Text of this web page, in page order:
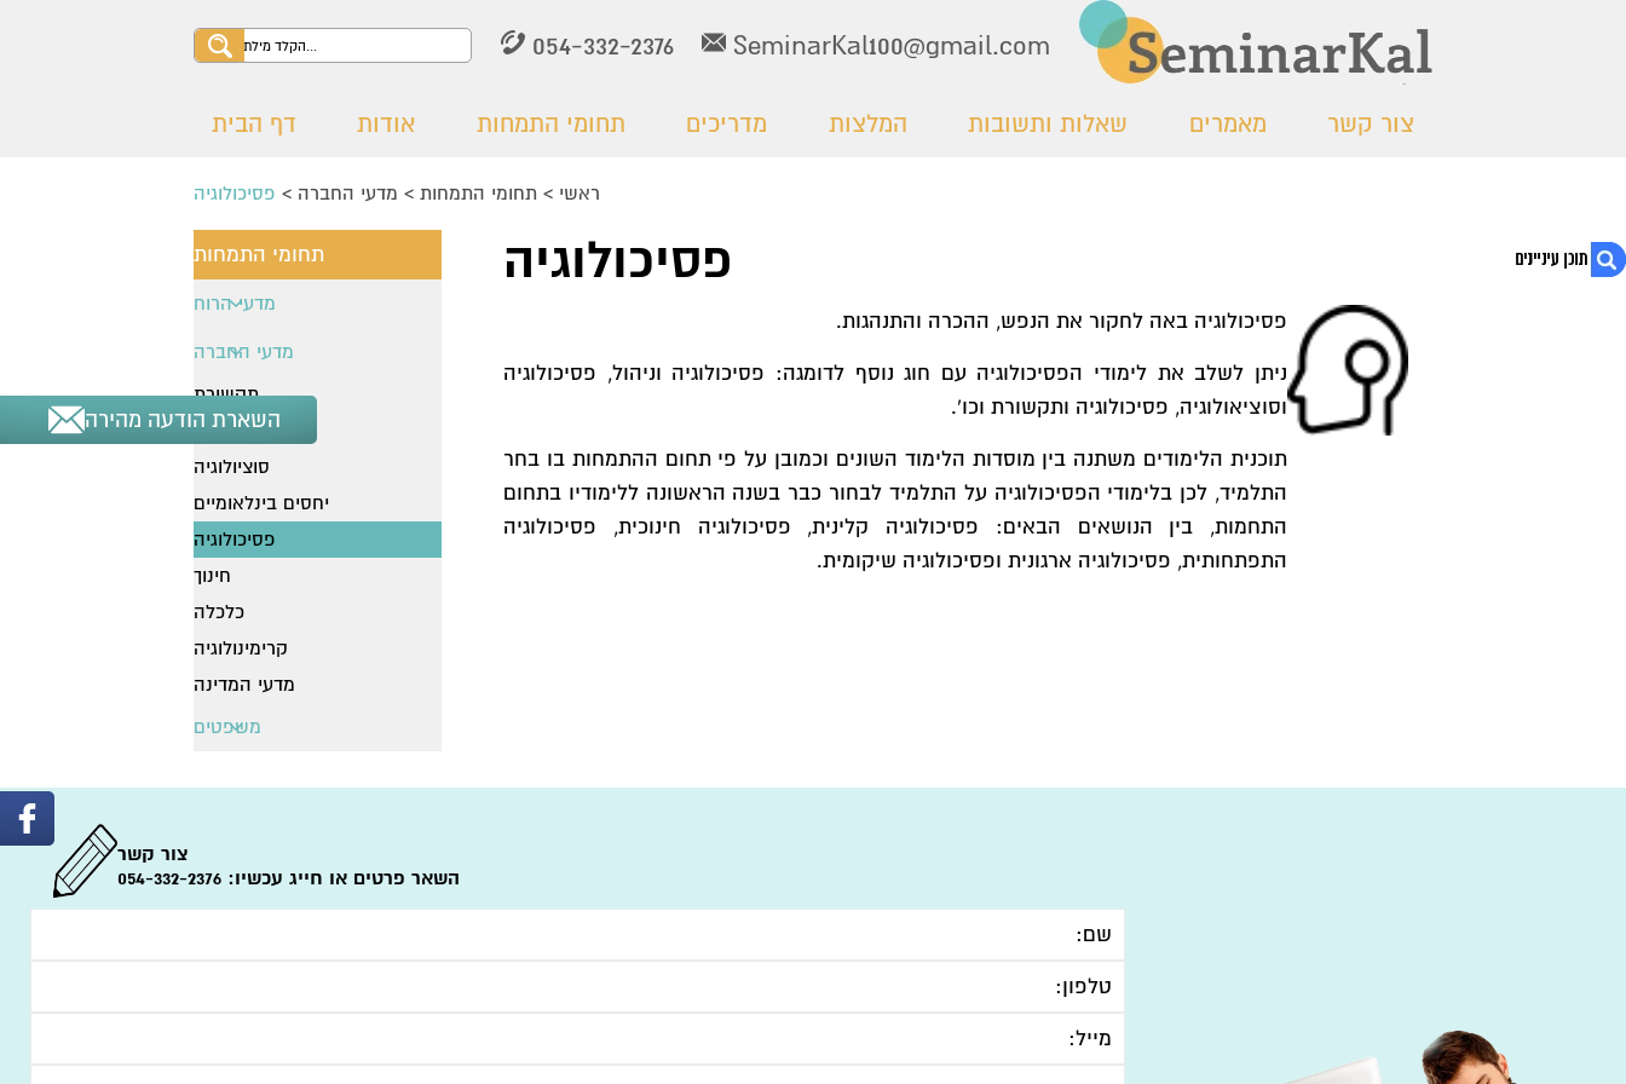
054-332-2376 SeminarKal100@gmail.com
דף הבית אודות תחומי התמחות מדריכים המלצות שאלות ותשובות מאמרים צור קשר
ראשי > תחומי התמחות > מדעי החברה > פסיכולוגיה
תחומי התמחות
מדעי הרוח
פילוסופיה
היסטוריה
קולנוע ותיאטרון
מדעי החברה
תקשורת
מנהל עסקים
סוציולוגיה
יחסים בינלאומיים
פסיכולוגיה
חינוך
כלכלה
קרימינולוגיה
מדעי המדינה
משפטים
דיני תאגידים
משפט פלילי
פסיכולוגיה
פסיכולוגיה באה לחקור את הנפש, ההכרה והתנהגות.
ניתן לשלב את לימודי הפסיכולוגיה עם חוג נוסף לדומגה: פסיכולוגיה וניהול, פסיכולוגיה
וסוציאולוגיה, פסיכולוגיה ותקשורת וכו’.
תוכנית הלימודים משתנה בין מוסדות הלימוד השונים וכמובן על פי תחום ההתמחות בו בחר
התלמיד, לכן בלימודי הפסיכולוגיה על התלמיד לבחור כבר בשנה הראשונה ללימודיו בתחום
התחמות, בין הנושאים הבאים: פסיכולוגיה קלינית, פסיכולוגיה חינוכית, פסיכולוגיה
התפתחותית, פסיכולוגיה ארגונית ופסיכולוגיה שיקומית.
השארת הודעה מהירה
צור קשר
השאר פרטים או חייג עכשיו:054-332-2376